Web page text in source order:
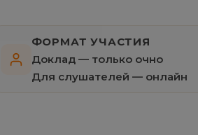
ФОРМАТ УЧАСТИЯ
Доклад — только очно
Для слушателей — онлайн